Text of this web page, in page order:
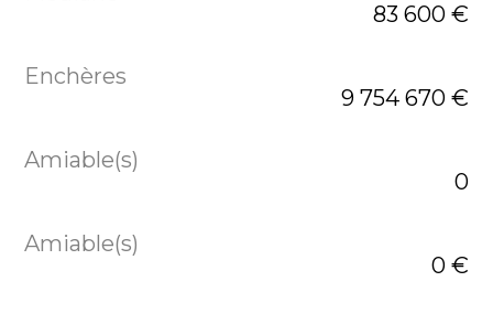
83 600 €
9 754 670 €
0
0 €